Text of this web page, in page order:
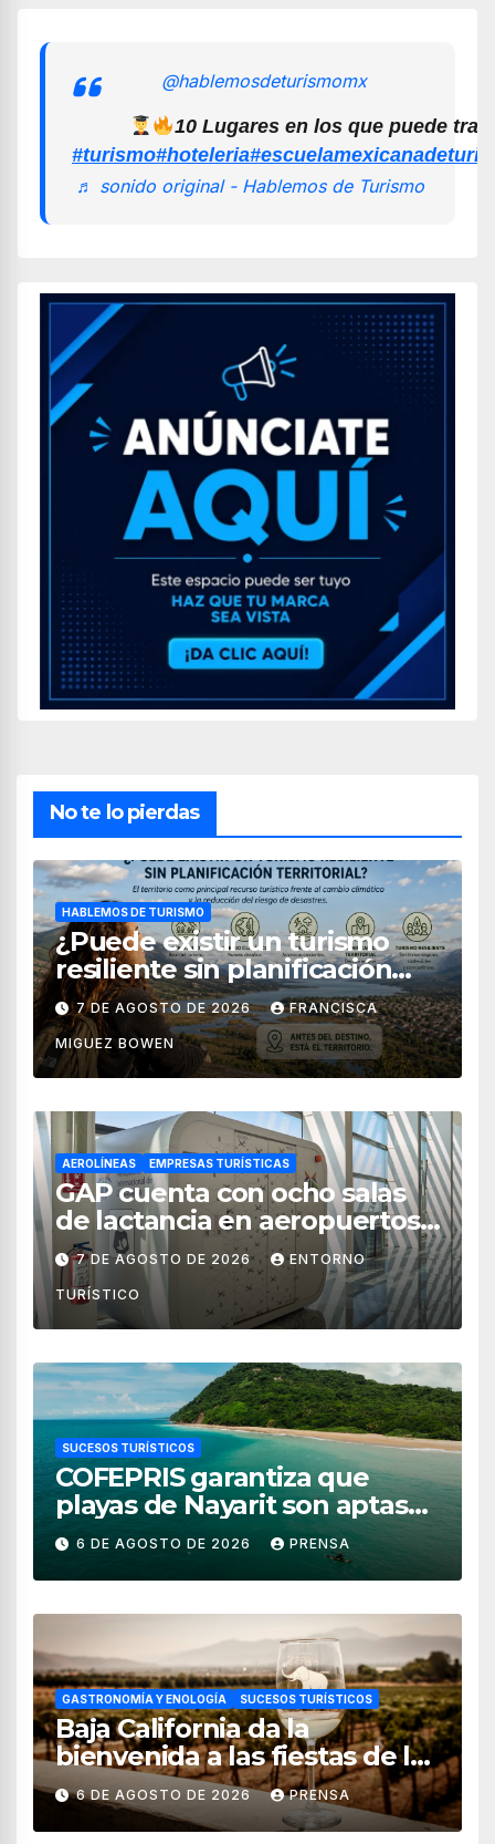
@hablemosdeturismomx
10 Lugares en los que puede
#turismo#hoteleria
♬ sonido original - Hablemos de Turismo
No te lo pierdas
HABLEMOS DE TURISMO
¿Puede existir un turismo
resiliente sin planificación
territorial?
7 DE AGOSTO DE 2026 FRANCISCA
MIGUEZ BOWEN
AEROLÍNEAS EMPRESAS TURÍSTICAS
GAP cuenta con ocho salas
de lactancia en aeropuertos
de México
7 DE AGOSTO DE 2026 ENTORNO
TURÍSTICO
SUCESOS TURÍSTICOS
COFEPRIS garantiza que
playas de Nayarit son aptas
para uso recreativo
6 DE AGOSTO DE 2026 PRENSA
GASTRONOMÍA Y ENOLOGÍA SUCESOS TURÍSTICOS
Baja California da la
bienvenida a las fiestas de la
vendimia 2026
6 DE AGOSTO DE 2026 PRENSA